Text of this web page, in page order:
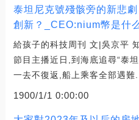
泰坦尼克號殘骸旁的新悲
創新？_CEO:nium幣是什
給孩子的科技周刊 文|吳京平
節目主播近日,到海底追尋“泰
一去不復返,船上乘客全部遇難.
1900/1/1 0:00:00